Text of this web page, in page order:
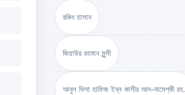
রকিব হাসান
জিয়াউর রহমান মুন্সী
আবুল ফিদা হাফিজ ইব্‌ন কাসীর আদ-দামেশ্‌কী রহ.